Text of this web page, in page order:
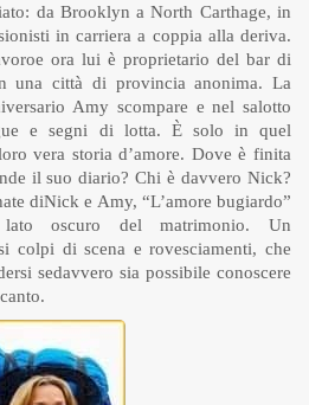
da Brooklyn a North Carthage, in
in carriera a coppia alla deriva.
ora lui è proprietario del bar di
una città di provincia anonima. La
Amy scompare e nel salotto
e segni di lotta. È solo in quel
vera storia d’amore. Dove è finita
il suo diario? Chi è davvero Nick?
diNick e Amy, “L’amore bugiardo”
oscuro del matrimonio. Un
colpi di scena e rovesciamenti, che
sedavvero sia possibile conoscere